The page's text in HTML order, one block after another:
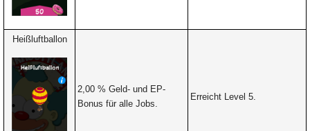
Heißluftballon
2,00 % Geld- und EP-
Bonus für alle Jobs.
Erreicht Level 5.